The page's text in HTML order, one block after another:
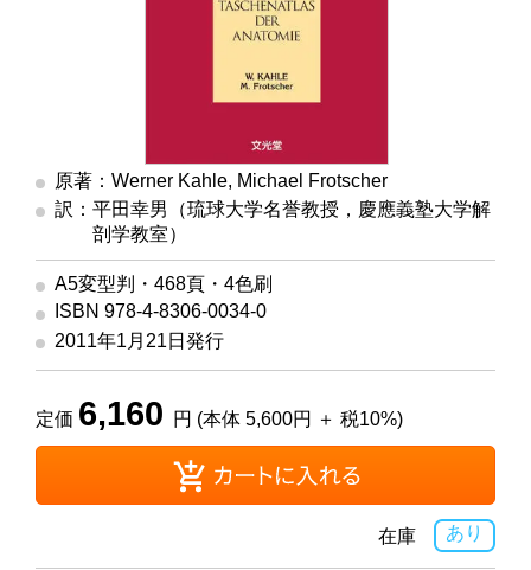
原著：Werner Kahle, Michael Frotscher
訳：平田幸男（琉球大学名誉教授，慶應義塾大学解
剖学教室）
A5変型判・468頁・4色刷
ISBN 978-4-8306-0034-0
2011年1月21日発行
定価 6,160 円 (本体 5,600円 ＋ 税10%)
あり
在庫